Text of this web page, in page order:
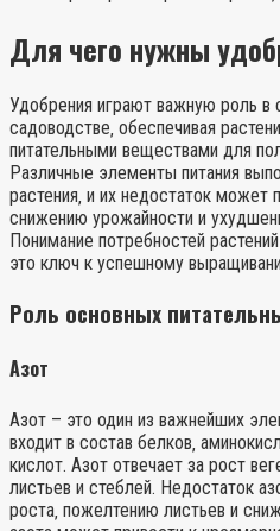
Для чего нужны
Удобрения играют важную роль в
садоводстве‚ обеспечивая
питательными веществами для
Различные элементы питания
растения‚ и их недостаток может
снижению урожайности и
Понимание потребностей
это ключ к успешному
Роль основных
Азот
Азот – это один из важнейших
входит в состав белков‚
кислот. Азот отвечает за рост
листьев и стеблей. Недостаток
роста‚ пожелтению листьев и